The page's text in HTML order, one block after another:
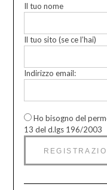
Il tuo nome
Il tuo sito (se ce l’hai)
Indirizzo email:
Ho bisogno del
13 del d.lgs 196/2003